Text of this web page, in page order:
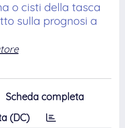
o cisti della tasca
sulla prognosi a
Scheda completa
(DC)